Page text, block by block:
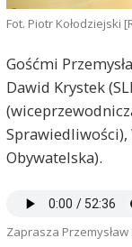
Fot. Piotr Kołodziejski
Gośćmi
Dawid Krystek
Obywatelska).
Zaprasza